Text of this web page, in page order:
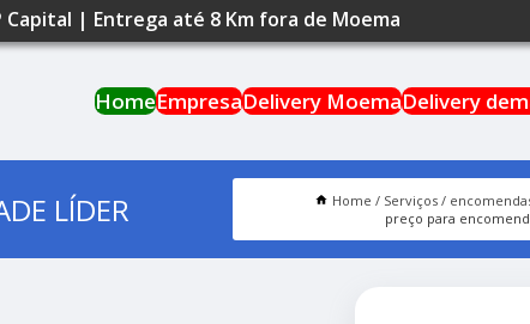
Capital | Entrega até 8 Km fora de Moema
HomeEmpresaDelivery MoemaDelivery
LÍDER Home Serviços
preço para